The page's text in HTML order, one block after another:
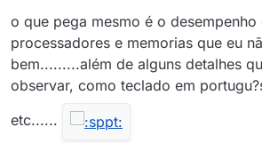
o que pega mesmo é o desempenho
processadores e memorias que eu
bem.........além de alguns detalhes
observar, como teclado em
etc......